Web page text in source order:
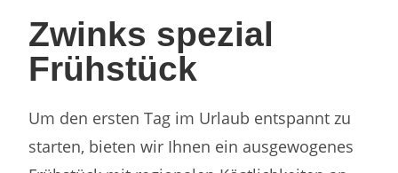
Zwinks spezial
Frühstück
Um den ersten Tag im Urlaub entspannt zu
starten, bieten wir Ihnen ein ausgewogenes